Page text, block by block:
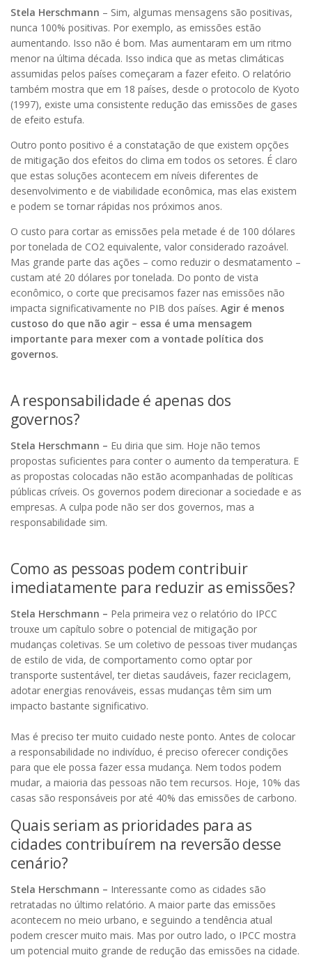
Stela Herschmann – Sim, algumas mensagens são positivas,
nunca 100% positivas. Por exemplo, as emissões estão
aumentando. Isso não é bom. Mas aumentaram em um ritmo
menor na última década. Isso indica que as metas climáticas
assumidas pelos países começaram a fazer efeito. O relatório
também mostra que em 18 países, desde o protocolo de Kyoto
(1997), existe uma consistente redução das emissões de gases
de efeito estufa.
Outro ponto positivo é a constatação de que existem opções
de mitigação dos efeitos do clima em todos os setores. É claro
que estas soluções acontecem em níveis diferentes de
desenvolvimento e de viabilidade econômica, mas elas existem
e podem se tornar rápidas nos próximos anos.
O custo para cortar as emissões pela metade é de 100 dólares
por tonelada de CO2 equivalente, valor considerado razoável.
Mas grande parte das ações – como reduzir o desmatamento –
custam até 20 dólares por tonelada. Do ponto de vista
econômico, o corte que precisamos fazer nas emissões não
impacta significativamente no PIB dos países. Agir é menos
custoso do que não agir – essa é uma mensagem
importante para mexer com a vontade política dos
governos.
A responsabilidade é apenas dos
governos?
Stela Herschmann – Eu diria que sim. Hoje não temos
propostas suficientes para conter o aumento da temperatura. E
as propostas colocadas não estão acompanhadas de políticas
públicas críveis. Os governos podem direcionar a sociedade e as
empresas. A culpa pode não ser dos governos, mas a
responsabilidade sim.
Como as pessoas podem contribuir
imediatamente para reduzir as emissões?
Stela Herschmann – Pela primeira vez o relatório do IPCC
trouxe um capítulo sobre o potencial de mitigação por
mudanças coletivas. Se um coletivo de pessoas tiver mudanças
de estilo de vida, de comportamento como optar por
transporte sustentável, ter dietas saudáveis, fazer reciclagem,
adotar energias renováveis, essas mudanças têm sim um
impacto bastante significativo.
Mas é preciso ter muito cuidado neste ponto. Antes de colocar
a responsabilidade no indivíduo, é preciso oferecer condições
para que ele possa fazer essa mudança. Nem todos podem
mudar, a maioria das pessoas não tem recursos. Hoje, 10% das
casas são responsáveis por até 40% das emissões de carbono.
Quais seriam as prioridades para as
cidades contribuírem na reversão desse
cenário?
Stela Herschmann – Interessante como as cidades são
retratadas no último relatório. A maior parte das emissões
acontecem no meio urbano, e seguindo a tendência atual
podem crescer muito mais. Mas por outro lado, o IPCC mostra
um potencial muito grande de redução das emissões na cidade.